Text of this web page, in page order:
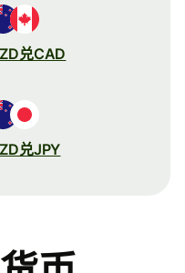
兑CAD
兑JPY